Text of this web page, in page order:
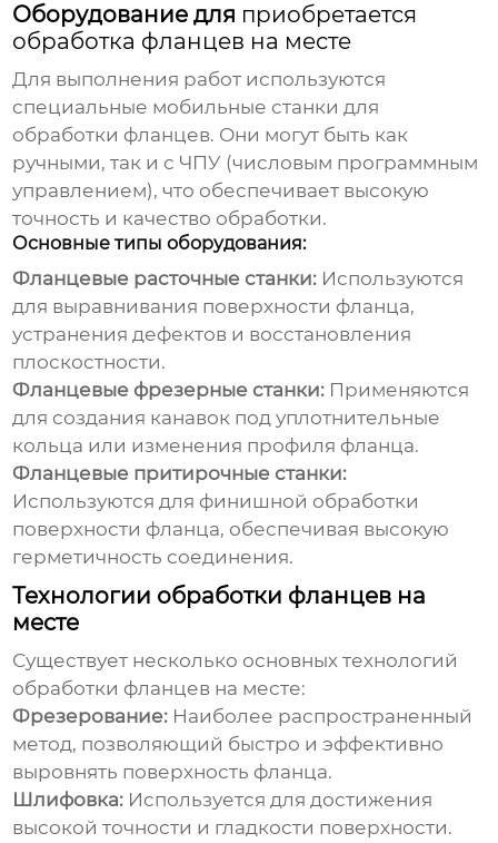
Оборудование для приобретается
обработка фланцев на месте
Для выполнения работ используются
специальные мобильные станки для
обработки фланцев. Они могут быть как
ручными, так и с ЧПУ (числовым программным
управлением), что обеспечивает высокую
точность и качество обработки.
Основные типы оборудования:
Фланцевые расточные станки: Используются
для выравнивания поверхности фланца,
устранения дефектов и восстановления
плоскостности.
Фланцевые фрезерные станки: Применяются
для создания канавок под уплотнительные
кольца или изменения профиля фланца.
Фланцевые притирочные станки:
Используются для финишной обработки
поверхности фланца, обеспечивая высокую
герметичность соединения.
Технологии обработки фланцев на
месте
Существует несколько основных технологий
обработки фланцев на месте:
Фрезерование: Наиболее распространенный
метод, позволяющий быстро и эффективно
выровнять поверхность фланца.
Шлифовка: Используется для достижения
высокой точности и гладкости поверхности.